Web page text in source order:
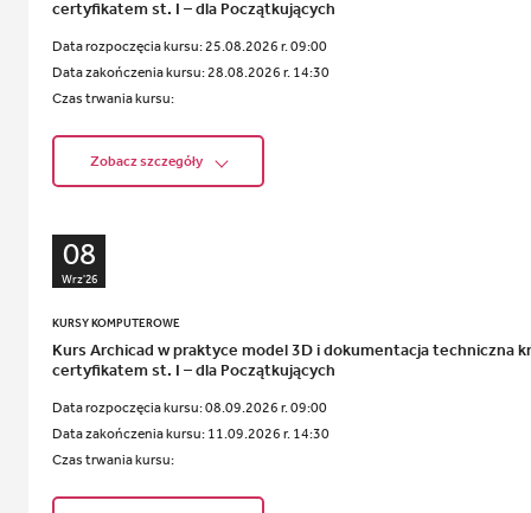
certyfikatem st. I – dla Początkujących
Data rozpoczęcia kursu:25.08.2026 r. 09:00
Data zakończenia kursu:28.08.2026 r. 14:30
Czas trwania kursu:
Zobacz szczegóły
08
Wrz'26
KURSY KOMPUTEROWE
Kurs Archicad w praktyce model 3D i dokumentacja techniczna
certyfikatem st. I – dla Początkujących
Data rozpoczęcia kursu:08.09.2026 r. 09:00
Data zakończenia kursu: 11.09.2026 r. 14:30
Czas trwania kursu: